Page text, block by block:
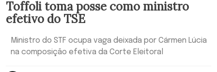
Toffoli toma posse como ministro
efetivo do TSE
Ministro do STF ocupa vaga deixada por Cármen Lúcia
na composição efetiva da Corte Eleitoral